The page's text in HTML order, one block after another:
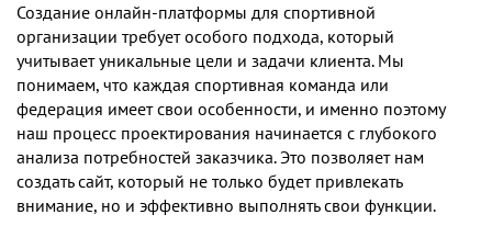
Создание онлайн-платформы для спортивной
организации требует особого подхода, который
учитывает уникальные цели и задачи клиента. Мы
понимаем, что каждая спортивная команда или
федерация имеет свои особенности, и именно поэтому
наш процесс проектирования начинается с глубокого
анализа потребностей заказчика. Это позволяет нам
создать сайт, который не только будет привлекать
внимание, но и эффективно выполнять свои функции.